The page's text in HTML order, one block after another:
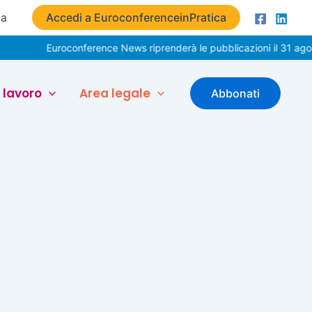
Accedi a EuroconferenceinPratica
Euroconference News riprenderà le pubblicazioni il 31
lavoro Area legale Abbonati